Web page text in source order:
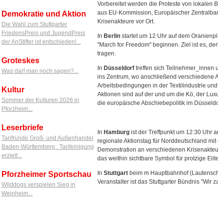
Demokratie und Aktion
Die Wahl zum Stuttgarter
FriedensPreis und JugendPreis
der AnStifter ist entschieden!...
Groteskes
Was darf man noch sagen?...
Kultur
Sommer der Kulturen 2026 in
Pforzheim...
Leserbriefe
Tarifrunde Groß- und Außenhandel
Baden-Württemberg : Tarifeinigung
erzielt...
Pforzheimer Sportschau
Wilddogs verspielen Sieg in
Weinheim...
Vorbereitet werden die Proteste von lokalen
aus EU-Kommission, Europäischer
Krisenakteure vor Ort.
In Berlin startet um 12 Uhr auf dem
"March for Freedom" beginnen. Ziel ist es,
tragen.
In Düsseldorf treffen sich Teilnehmer_innen
ins Zentrum, wo anschließend verschiedene
Arbeitsbedingungen in der Textilindustrie
Aktionen sind auf der und um die Kö, der
die europäische Abschiebepolitik im
In Hamburg ist der Treffpunkt um 12:30 Uhr
regionale Aktionstag für Norddeutschland
Demonstration an verschiedenen
das weithin sichtbare Symbol für protzige
In Stuttgart beim m Hauptbahnhof
Veranstalter ist das Stuttgarter Bündnis "Wir